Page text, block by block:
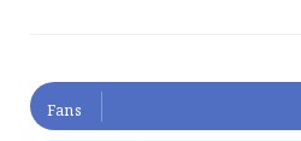
Fans